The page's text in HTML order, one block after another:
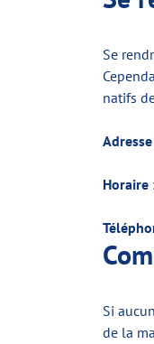
Se
natifs
Adresse
Horaire
Si
de la